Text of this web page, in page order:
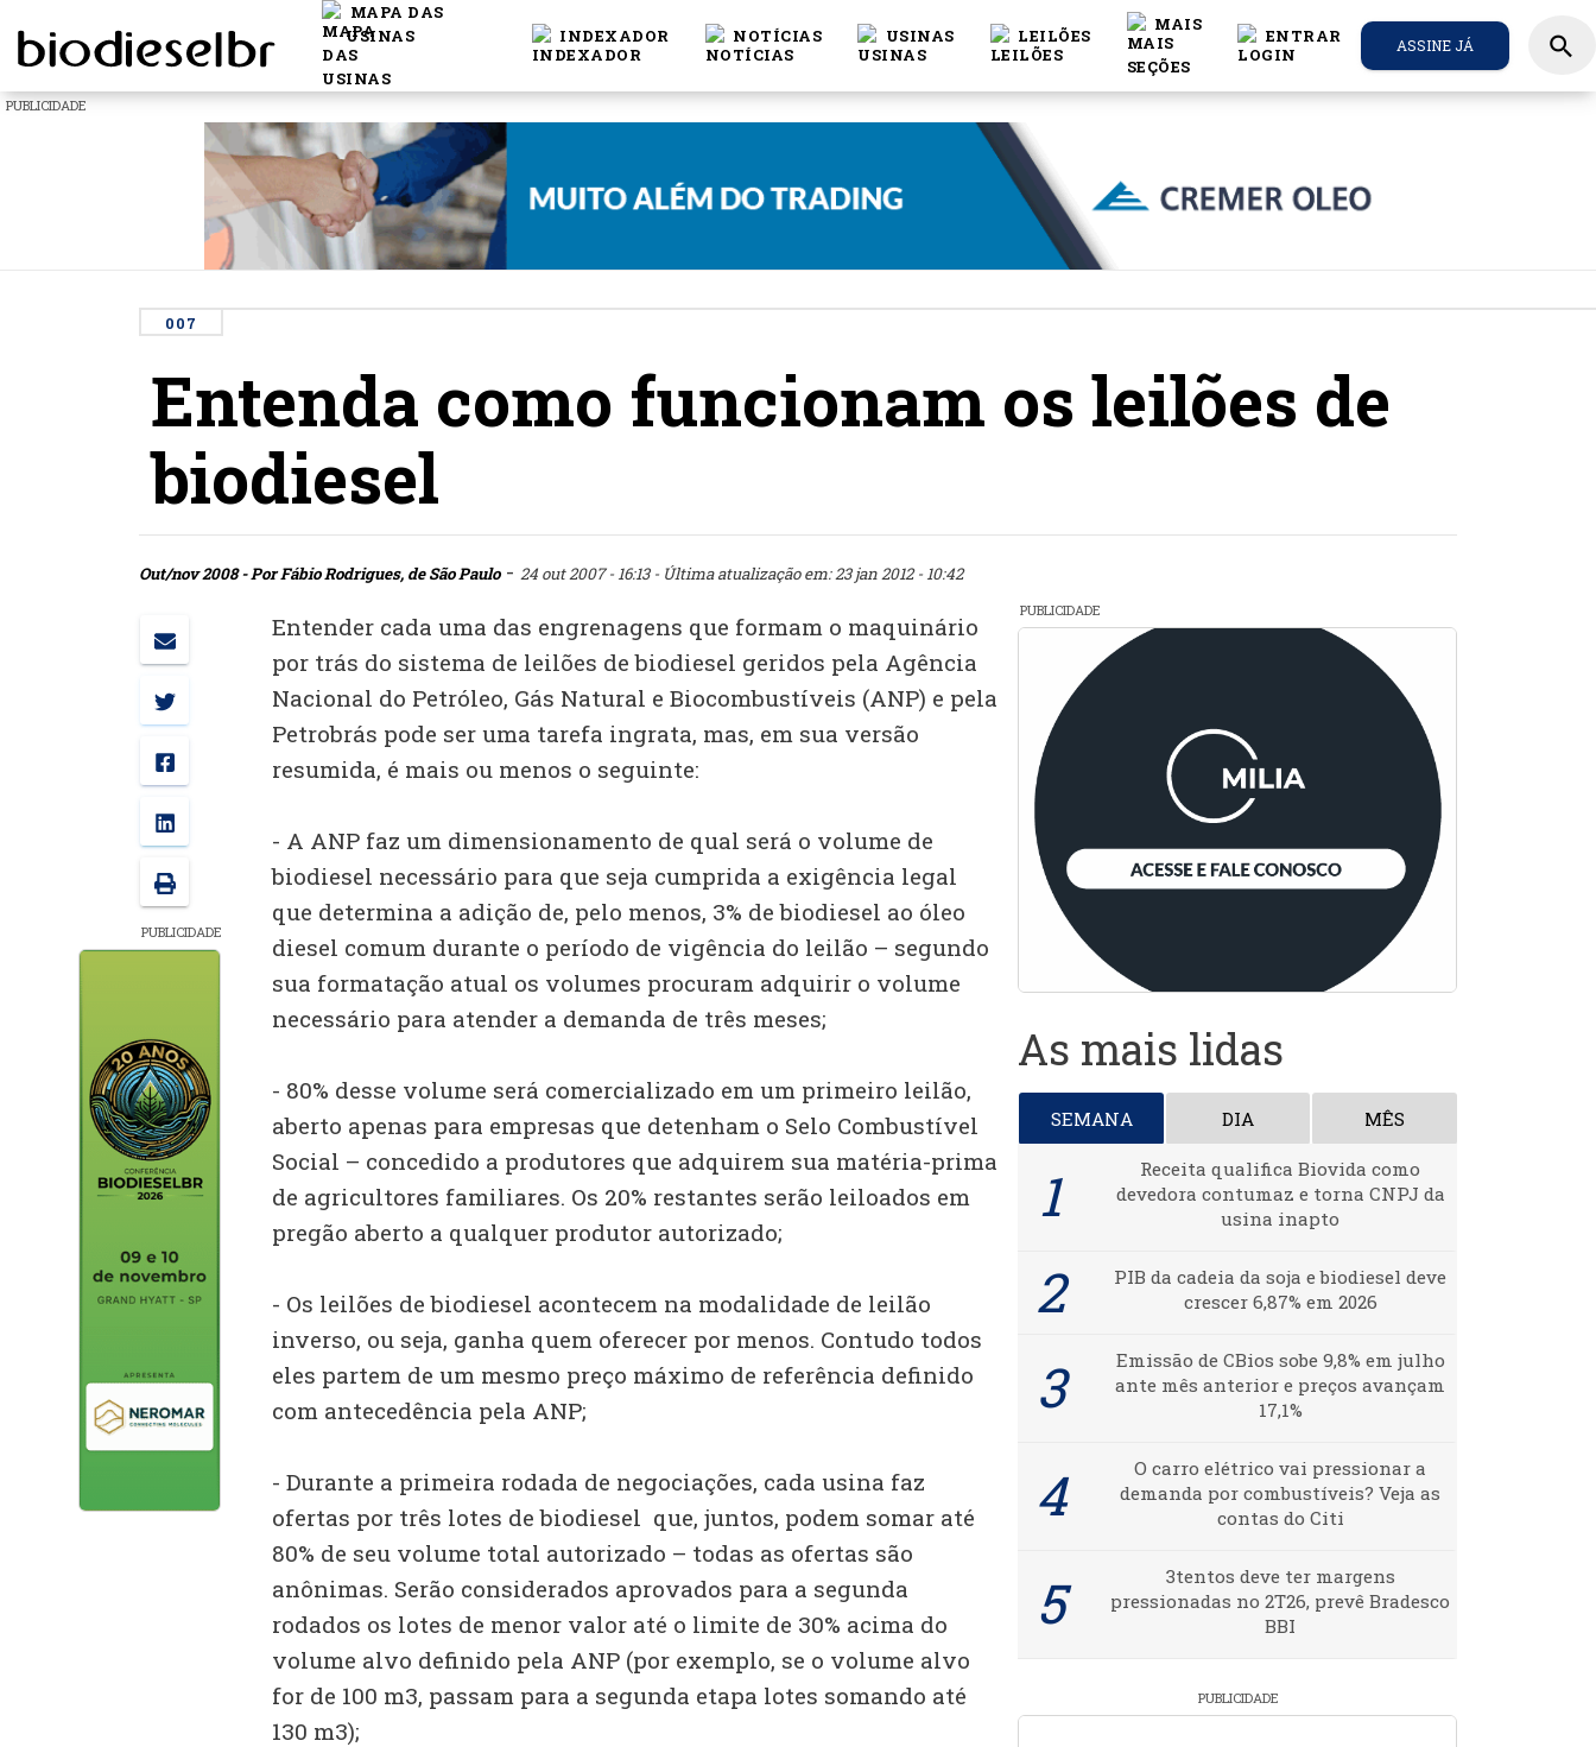
MAPA DAS
USINAS
INDEXADOR NOTÍCIAS USINAS LEILÕES
MAIS
ENTRAR ASSINE JÁ search
PUBLICIDADE
007
Entenda como funcionam os leilões de
biodiesel
Out/nov 2008 - Por Fábio Rodrigues, de São Paulo- 24 out 2007 - 16:13 - Última atualização em: 23 jan 2012 - 10:42
PUBLICIDADE
Entender cada uma das engrenagens que formam o maquinário
por trás do sistema de leilões de biodiesel geridos pela Agência
Nacional do Petróleo, Gás Natural e Biocombustíveis (ANP) e pela
Petrobrás pode ser uma tarefa ingrata, mas, em sua versão
resumida, é mais ou menos o seguinte:
- A ANP faz um dimensionamento de qual será o volume de
biodiesel necessário para que seja cumprida a exigência legal
que determina a adição de, pelo menos, 3% de biodiesel ao óleo
diesel comum durante o período de vigência do leilão – segundo
sua formatação atual os volumes procuram adquirir o volume
necessário para atender a demanda de três meses;
- 80% desse volume será comercializado em um primeiro leilão,
aberto apenas para empresas que detenham o Selo Combustível
Social – concedido a produtores que adquirem sua matéria-prima
de agricultores familiares. Os 20% restantes serão leiloados em
pregão aberto a qualquer produtor autorizado;
- Os leilões de biodiesel acontecem na modalidade de leilão
inverso, ou seja, ganha quem oferecer por menos. Contudo todos
eles partem de um mesmo preço máximo de referência definido
com antecedência pela ANP;
- Durante a primeira rodada de negociações, cada usina faz
ofertas por três lotes de biodiesel que, juntos, podem somar até
80% de seu volume total autorizado – todas as ofertas são
anônimas. Serão considerados aprovados para a segunda
rodados os lotes de menor valor até o limite de 30% acima do
volume alvo definido pela ANP (por exemplo, se o volume alvo
for de 100 m3, passam para a segunda etapa lotes somando até
130 m3);
PUBLICIDADE
As mais lidas
SEMANA DIA MÊS
Receita qualifica Biovida como
devedora contumaz e torna CNPJ da
usina inapto
PIB da cadeia da soja e biodiesel deve
crescer 6,87% em 2026
Emissão de CBios sobe 9,8% em julho
ante mês anterior e preços avançam
17,1%
O carro elétrico vai pressionar a
demanda por combustíveis? Veja as
contas do Citi
3tentos deve ter margens
pressionadas no 2T26, prevê Bradesco
BBI
PUBLICIDADE